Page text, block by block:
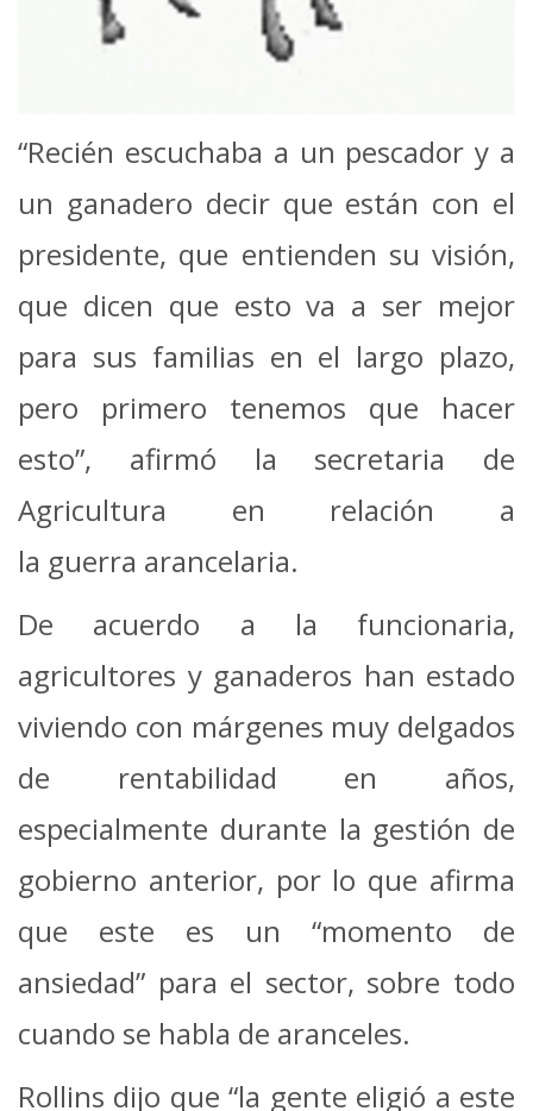
“Recién escuchaba a un pescador y a
un ganadero decir que están con el
presidente, que entienden su visión,
que dicen que esto va a ser mejor
para sus familias en el largo plazo,
pero primero tenemos que hacer
esto”, afirmó la secretaria de
Agricultura en relación a
la guerra arancelaria.
De acuerdo a la funcionaria,
agricultores y ganaderos han estado
viviendo con márgenes muy delgados
de rentabilidad en años,
especialmente durante la gestión de
gobierno anterior, por lo que afirma
que este es un “momento de
ansiedad” para el sector, sobre todo
cuando se habla de aranceles.
Rollins dijo que “la gente eligió a este